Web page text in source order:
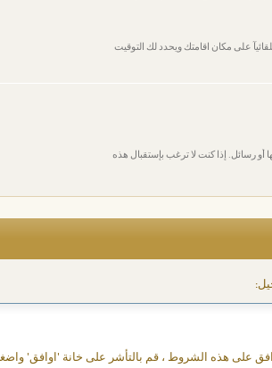
على مكان اقامتك ويحدد لك التوقيت
أو رسائل. إذا كنت لا ترغب بإستقبال هذه
على هذه الشروط ، قم بالتأشر على خانة 'اوافق'